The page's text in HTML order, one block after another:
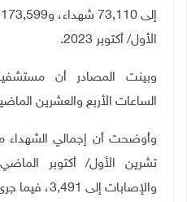
الأول/ أكتوبر 2023
.
وبينت المصادر أن
الساعات الأربع والعشرين الماضية 8 شهداء، و17
والإصابات إلى 3,491، فيما جرى انتشال 799 جثمانا